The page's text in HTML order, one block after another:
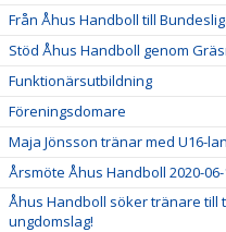
Från Åhus Handboll till
Stöd Åhus Handboll genom
Funktionärsutbildning
Föreningsdomare
Maja Jönsson tränar med U16-
Årsmöte Åhus Handboll 2020-
Åhus Handboll söker tränare till
ungdomslag!